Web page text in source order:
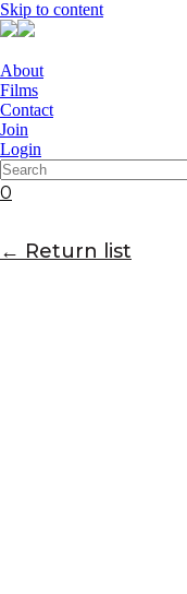
Skip to content
About
Films
Contact
Join
Login
0
← Return list